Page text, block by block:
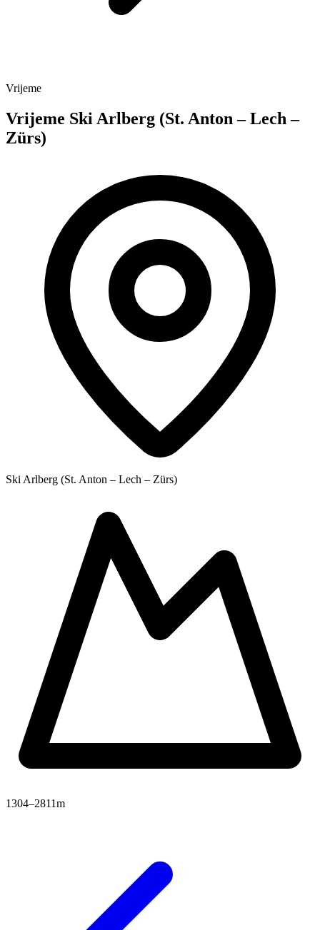
Vrijeme
Vrijeme Ski Arlberg (St. Anton – Lech –
Zürs)
Ski Arlberg (St. Anton – Lech – Zürs)
1304–2811m